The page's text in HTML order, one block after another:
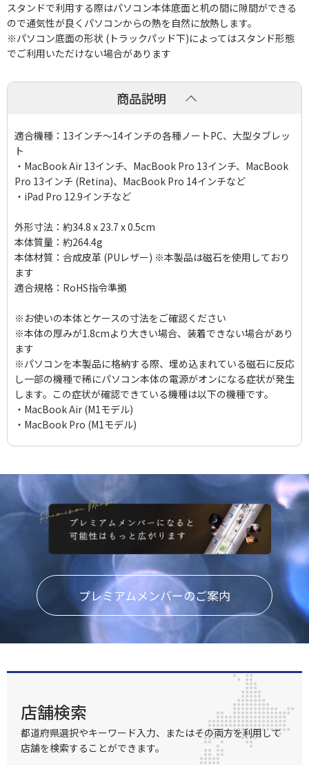
スタンドで利用する際はパソコン本体底面と机の間に隙間ができる
ので通気性が良くパソコンからの熱を自然に放熱します。
※パソコン底面の形状 (トラックパッド下)によってはスタンド形態
でご利用いただけない場合があります
商品説明
適合機種：13インチ～14インチの各種ノートPC、大型タブレッ
ト
・MacBook Air 13インチ、MacBook Pro 13インチ、MacBook
Pro 13インチ (Retina)、MacBook Pro 14インチなど
・iPad Pro 12.9インチなど
外形寸法：約34.8 x 23.7 x 0.5cm
本体質量：約264.4g
本体材質：合成皮革 (PUレザー) ※本製品は磁石を使用しており
ます
適合規格：RoHS指令準拠
※お使いの本体とケースの寸法をご確認ください
※本体の厚みが1.8cmより大きい場合、装着できない場合があり
ます
※パソコンを本製品に格納する際、埋め込まれている磁石に反応
し一部の機種で稀にパソコン本体の電源がオンになる症状が発生
します。この症状が確認できている機種は以下の機種です。
・MacBook Air (M1モデル)
・MacBook Pro (M1モデル)
プレミアムメンバーのご案内
店舗検索
都道府県選択やキーワード入力、またはその両方を利用して
店舗を検索することができます。